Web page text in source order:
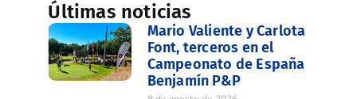
Últimas noticias
Mario Valiente y Carlota
Font, terceros en el
Campeonato de España
Benjamín P&P